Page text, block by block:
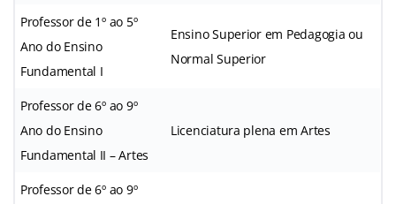
Professor de 1º ao 5º
Ano do Ensino
Fundamental I
Ensino Superior em Pedagogia ou
Normal Superior
Professor de 6º ao 9º
Ano do Ensino
Fundamental II – Artes
Licenciatura plena em Artes
Professor de 6º ao 9º